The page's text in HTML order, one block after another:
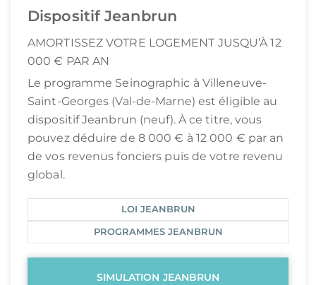
Dispositif Jeanbrun
AMORTISSEZ VOTRE LOGEMENT JUSQU’À 12
000 € PAR AN
Le programme Seinographic à Villeneuve-
Saint-Georges (Val-de-Marne) est éligible au
dispositif Jeanbrun (neuf). À ce titre, vous
pouvez déduire de 8 000 € à 12 000 € par an
de vos revenus fonciers puis de votre revenu
global.
LOI JEANBRUN
PROGRAMMES JEANBRUN
SIMULATION JEANBRUN